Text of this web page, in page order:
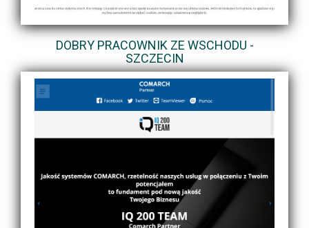
DOBRY PRACOWNIK ZE WSCHODU -
SZCZECIN